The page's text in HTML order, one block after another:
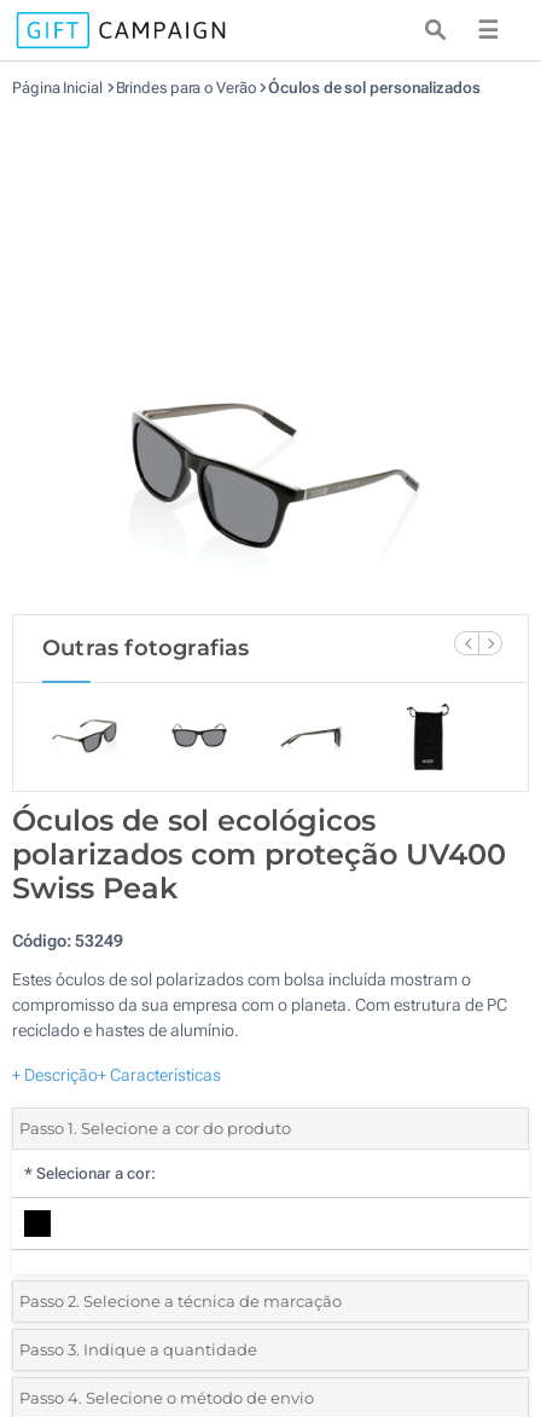
☰
Página Inicial Brindes para o Verão Óculos de sol personalizados
Outras fotografias
Óculos de sol ecológicos
polarizados com proteção UV400
Swiss Peak
Código:53249
Estes óculos de sol polarizados com bolsa incluída mostram o
compromisso da sua empresa com o planeta. Com estrutura de PC
reciclado e hastes de alumínio.
+ Descrição+ Características
Passo 1. Selecione a cor do produto
* Selecionar a cor:
Passo 2. Selecione a técnica de marcação
*Selecione o tipo de marcação e as cores do logotipo:
1 Cor (Na bolsa)
Passo 3. Indique a quantidade
*Quantidade mínima:5
Passo 4. Selecione o método de envio